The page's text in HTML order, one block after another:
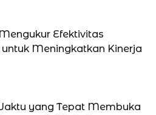
Efektivitas
Meningkatkan Kinerja
yang Tepat Membuka